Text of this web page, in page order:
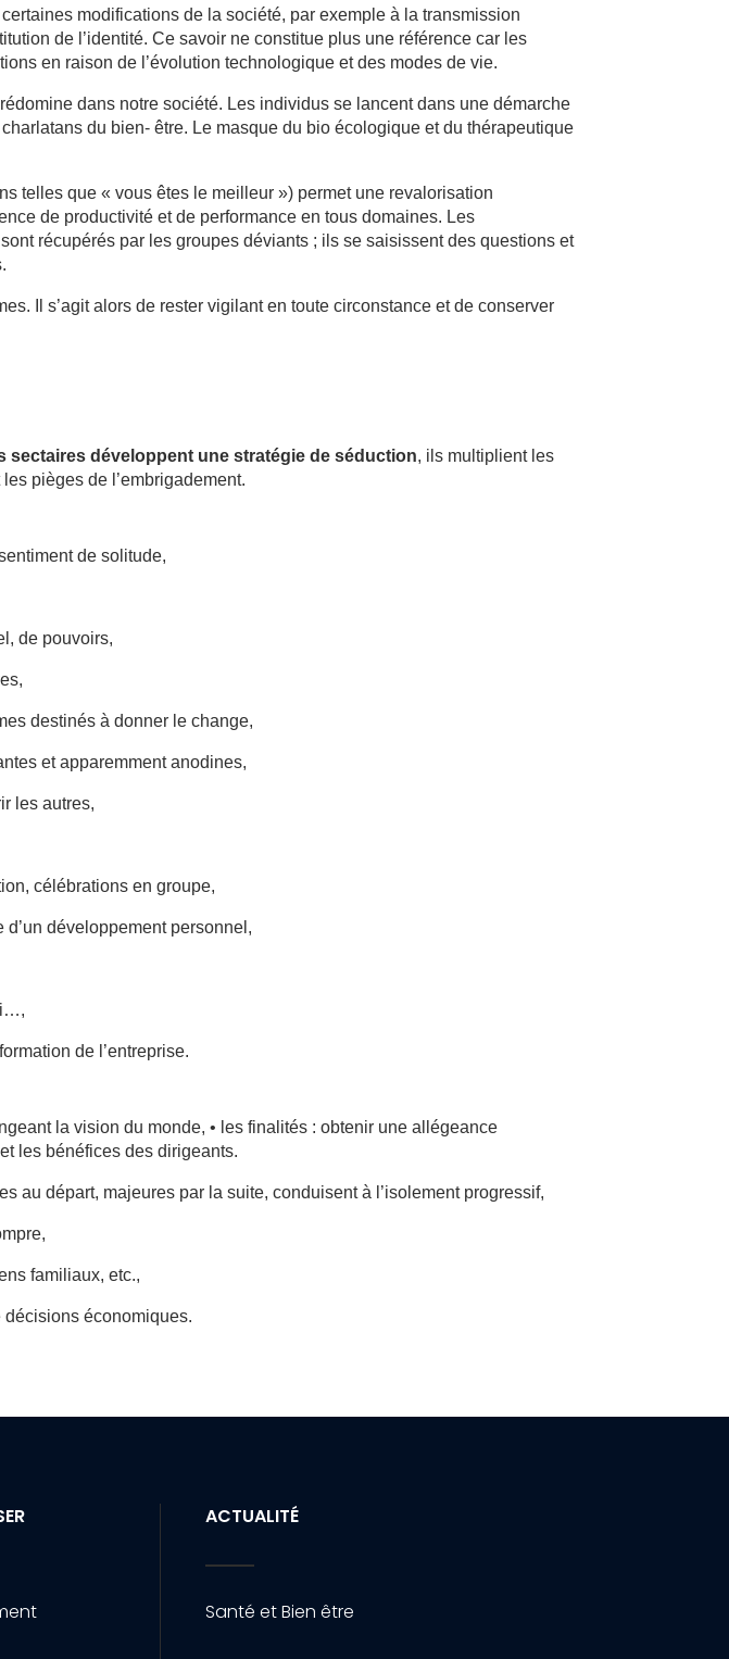
modifications de la société, par exemple à la transmission
de l’identité. Ce savoir ne constitue plus une référence car les
en raison de l’évolution technologique et des modes de vie.
dans notre société. Les individus se lancent dans une démarche
du bien- être. Le masque du bio écologique et du thérapeutique
telles que « vous êtes le meilleur ») permet une revalorisation
de productivité et de performance en tous domaines. Les
récupérés par les groupes déviants ; ils se saisissent des questions et
Il s’agit alors de rester vigilant en toute circonstance et de conserver
sectaires développent une stratégie de séduction, ils multiplient les
pièges de l’embrigadement.
de solitude,
de pouvoirs,
destinés à donner le change,
et apparemment anodines,
les autres,
célébrations en groupe,
développement personnel,
de l’entreprise.
la vision du monde, • les finalités : obtenir une allégeance
les bénéfices des dirigeants.
au départ, majeures par la suite, conduisent à l’isolement progressif,
familiaux, etc.,
décisions économiques.
ACTUALITÉ
Santé et Bien être